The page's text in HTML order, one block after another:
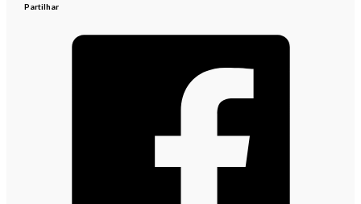
Partilhar